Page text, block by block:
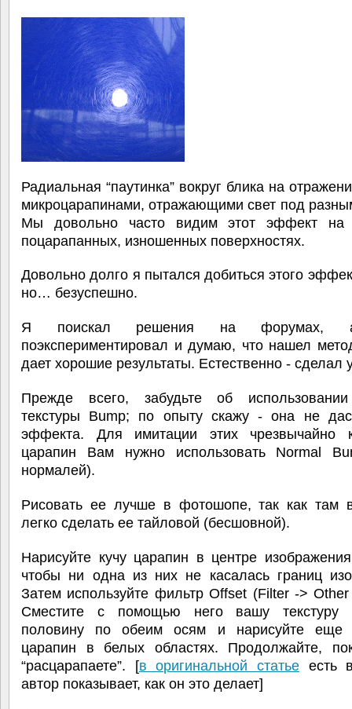
Радиальная “паутинка” вокруг блика на
микроцарапинами, отражающими свет под
Мы довольно часто видим этот эффект на
поцарапанных, изношенных поверхностях.
Довольно долго я пытался добиться этого
но… безуспешно.
Я поискал решения на форумах,
поэкспериментировал и думаю, что нашел
дает хорошие результаты. Естественно - сделал
Прежде всего, забудьте об
текстуры Bump; по опыту скажу - она не
эффекта. Для имитации этих чрезвычайно
царапин Вам нужно использовать Normal
нормалей).
Рисовать ее лучше в фотошопе, так как там
легко сделать ее тайловой (бесшовной).
Нарисуйте кучу царапин в центре
чтобы ни одна из них не касалась границ
Затем используйте фильтр Offset (Filter ->
Сместите с помощью него вашу текстуру
половину по обеим осям и нарисуйте еще
царапин в белых областях. Продолжайте,
“расцарапаете”. [в оригинальной статье есть
автор показывает, как он это делает]